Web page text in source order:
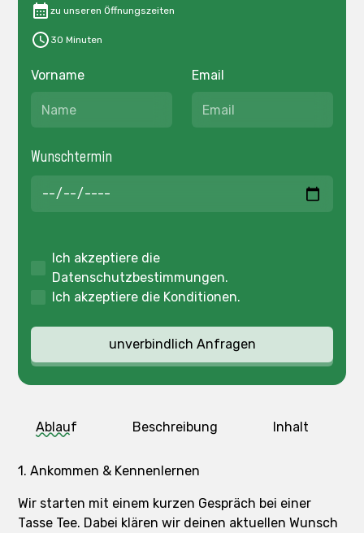
zu unseren Öffnungszeiten
30 Minuten
Vorname Email
Wunschtermin
Ich akzeptiere die
Datenschutzbestimmungen.
Ich akzeptiere die Konditionen.
Ablauf Beschreibung Inhalt
1. Ankommen & Kennenlernen
Wir starten mit einem kurzen Gespräch bei einer
Tasse Tee. Dabei klären wir deinen aktuellen Wunsch